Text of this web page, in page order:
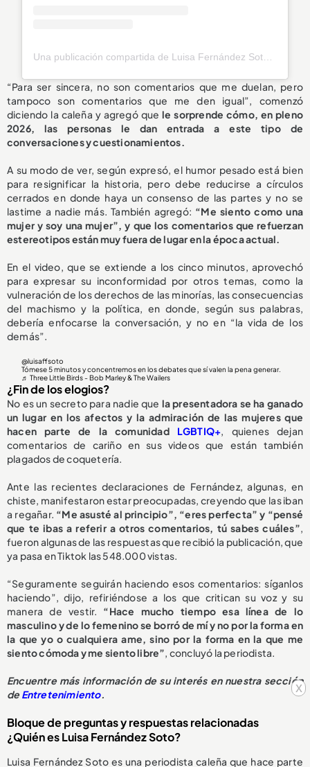
x
“Para ser sincera, no son comentarios que me duelan, pero
tampoco son comentarios que me den igual”, comenzó
diciendo la caleña y agregó quele sorprende cómo, en pleno
2026, las personas le dan entrada a este tipo de
conversaciones y cuestionamientos.
A su modo de ver, según expresó, el humor pesado está bien
para resignificar la historia, pero debe reducirse a círculos
cerrados en donde haya un consenso de las partes y no se
lastime a nadie más. También agregó: “Me siento como una
mujer y soy una mujer”, y que los comentarios que refuerzan
estereotipos están muy fuera de lugar en la época actual.
En el video, que se extiende a los cinco minutos, aprovechó
para expresar su inconformidad por otros temas, como la
vulneración de los derechos de las minorías, las consecuencias
del machismo y la política, en donde, según sus palabras,
debería enfocarse la conversación, y no en “la vida de los
demás”.
@luisaffsoto
Tómese 5 minutos y concentremos en los debates que sí valen la pena generar.
♬ Three Little Birds - Bob Marley & The Wailers
¿Fin de los elogios?
No es un secreto para nadie que la presentadora se ha ganado
un lugar en los afectos y la admiración de las mujeres que
hacen parte de la comunidad LGBTIQ+ , quienes dejan
comentarios de cariño en sus videos que están también
plagados de coquetería.
Ante las recientes declaraciones de Fernández, algunas, en
chiste, manifestaron estar preocupadas, creyendo que las iban
a regañar. “Me asusté al principio”, “eres perfecta” y “pensé
que te ibas a referir a otros comentarios, tú sabes cuáles”
fueron algunas de las respuestas que recibió la publicación, que
ya pasa en Tiktok las 548.000 vistas.
“Seguramente seguirán haciendo esos comentarios: síganlos
haciendo”, dijo, refiriéndose a los que critican su voz y su
manera de vestir. “Hace mucho tiempo esa línea de lo
masculino y de lo femenino se borró de mí y no por la forma en
la que yo o cualquiera ame, sino por la forma en la que me
siento cómoda y me siento libre” , concluyó la periodista.
Encuentre más información de su interés en nuestra sección
deEntretenimiento.
Bloque de preguntas y respuestas relacionadas
¿Quién es Luisa Fernández Soto?
Luisa Fernández Soto es una periodista caleña que hace parte